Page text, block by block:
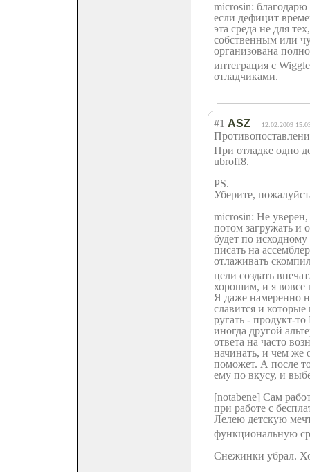
microsin:
если дефицит
эта среда не для
собственным или
организована
интеграция с
отладчиками.
#1 ASZ 12.02.2009
Противопоставле
При отладке одно
ubroff8.
PS.
Уберите,
microsin: Не
потом загружать и
будет по
писать на
отлаживать
цели создать
хорошим, и я вовсе
Я даже намеренно
славится и
ругать - продукт-
иногда другой
ответа на часто
начинать, и чем же
поможет. А после
ему по вкусу, и
[notabene] Сам
при работе с
Лелею детскую
функциональную
Снежинки убрал.